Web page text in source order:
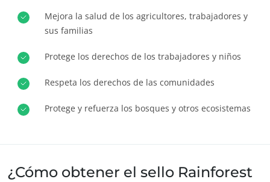
Serbia (serbio)
Suiza (alemán)
Turquía (turco)
Mejora la salud de los agricultores, trabajadores y
sus familias
Protege los derechos de los trabajadores y niños
Respeta los derechos de las comunidades
Protege y refuerza los bosques y otros ecosistemas
¿Cómo obtener el sello Rainforest